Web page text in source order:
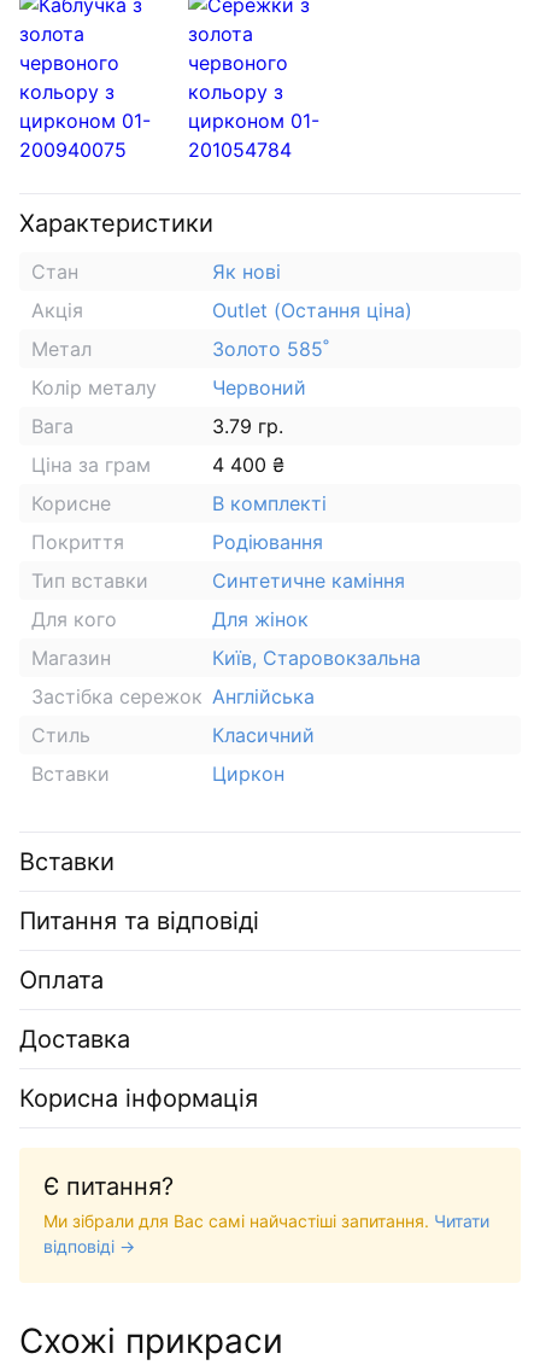
Характеристики
Стан
Як нові
Акція
Outlet (Остання ціна)
Метал
Золото 585˚
Колір металу
Червоний
Вага
3.79 гр.
Ціна за грам
4 400 ₴
Корисне
В комплекті
Покриття
Родіювання
Тип вставки
Синтетичне каміння
Для кого
Для жінок
Магазин
Київ, Старовокзальна
Застібка сережок Англійська
Стиль
Класичний
Вставки
Циркон
Вставки
Питання та відповіді
Оплата
Доставка
Корисна інформація
Є питання?
Ми зібрали для Вас самі найчастіші запитання. Читати
відповіді →
Схожі прикраси